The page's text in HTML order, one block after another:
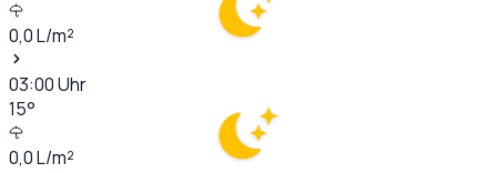
0,0L/m²
03:00Uhr
15°
0,0L/m²